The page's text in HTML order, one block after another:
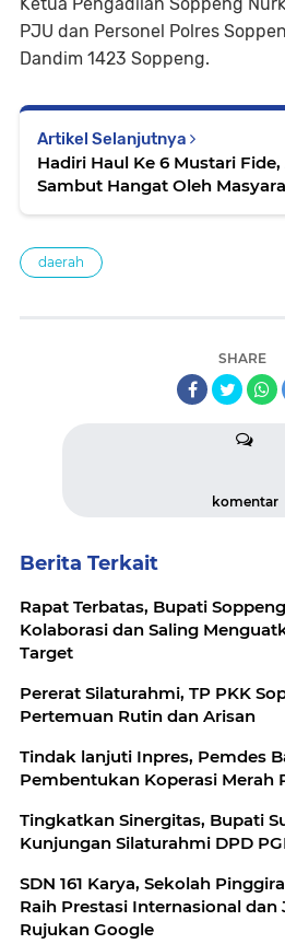
PJU dan Personel Polres
Dandim 1423 Soppeng.
Artikel Selanjutnya
Hadiri Haul Ke 6 Mustari
Sambut Hangat Oleh
daerah
SHARE
komentar
Berita Terkait
Rapat Terbatas, Bupati
Kolaborasi dan Saling
Target
Pererat Silaturahmi, TP PKK
Pertemuan Rutin dan Arisan
Tindak lanjuti Inpres, Pemdes
Pembentukan Koperasi Merah
Tingkatkan Sinergitas, Bupati
Kunjungan Silaturahmi DPD
SDN 161 Karya, Sekolah
Raih Prestasi Internasional
Rujukan Google